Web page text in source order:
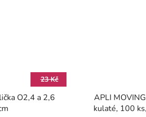
23 Kč
O2,4 a 2,6
APLI
kulaté, 100